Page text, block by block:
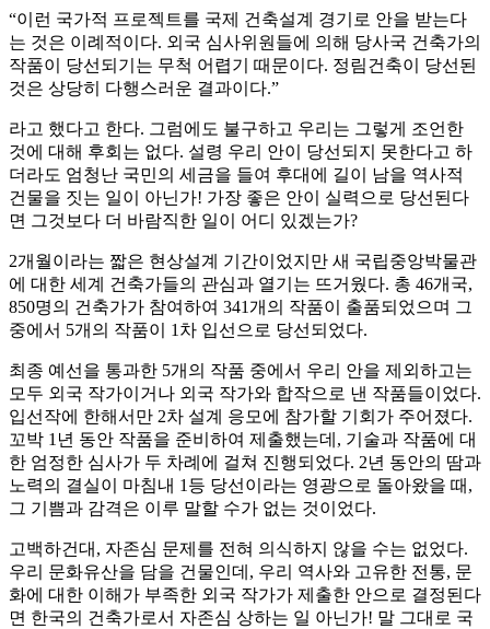
“이런 국가적 프로젝트를 국제 건축설계 경기로 안을 받는다
는 것은 이례적이다. 외국 심사위원들에 의해 당사국 건축가의
작품이 당선되기는 무척 어렵기 때문이다. 정림건축이 당선된
것은 상당히 다행스러운 결과이다.”
라고 했다고 한다. 그럼에도 불구하고 우리는 그렇게 조언한
것에 대해 후회는 없다. 설령 우리 안이 당선되지 못한다고 하
더라도 엄청난 국민의 세금을 들여 후대에 길이 남을 역사적
건물을 짓는 일이 아닌가! 가장 좋은 안이 실력으로 당선된다
면 그것보다 더 바람직한 일이 어디 있겠는가?
2개월이라는 짧은 현상설계 기간이었지만 새 국립중앙박물관
에 대한 세계 건축가들의 관심과 열기는 뜨거웠다. 총 46개국,
850명의 건축가가 참여하여 341개의 작품이 출품되었으며 그
중에서 5개의 작품이 1차 입선으로 당선되었다.
최종 예선을 통과한 5개의 작품 중에서 우리 안을 제외하고는
모두 외국 작가이거나 외국 작가와 합작으로 낸 작품들이었다.
입선작에 한해서만 2차 설계 응모에 참가할 기회가 주어졌다.
꼬박 1년 동안 작품을 준비하여 제출했는데, 기술과 작품에 대
한 엄정한 심사가 두 차례에 걸쳐 진행되었다. 2년 동안의 땀과
노력의 결실이 마침내 1등 당선이라는 영광으로 돌아왔을 때,
그 기쁨과 감격은 이루 말할 수가 없는 것이었다.
고백하건대, 자존심 문제를 전혀 의식하지 않을 수는 없었다.
우리 문화유산을 담을 건물인데, 우리 역사와 고유한 전통, 문
화에 대한 이해가 부족한 외국 작가가 제출한 안으로 결정된다
면 한국의 건축가로서 자존심 상하는 일 아닌가! 말 그대로 국